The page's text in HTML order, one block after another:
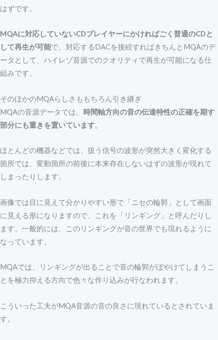
はずです。
MQAに対応していないCDプレイヤーにかければごく普通のCDと
して再生が可能で、対応するDACを接続すればきちんとMQAのデ
ータとして、ハイレゾ音源でのクオリティで再生が可能になる仕
組みです。
そのほかのMQAらしさももちろん引き継ぎ
MQAの音源データでは、 時間軸方向の音の伝達特性の正確を期す
部分にも重きを置いています。
ほとんどの機器などでは、扱う信号の波形が突然大きく変化する
箇所では、変動箇所の前後に本来存在しないはずの波形が現れて
しまったりします。
画像では目に見えて分かりやすい形で「ニセの輪郭」として画面
に見える形になりますので、これを「リンギング」と呼んだりし
ます。一般的には、このリンギングが音の世界でも現れるように
なっています。
MQAでは、リンギングが出ることで音の輪郭がぼやけてしまうこ
とを極力抑える方向で色々な作り込みが行なわれます。
こういった工夫がMQA音源の音の良さに現れているとされていま
す。